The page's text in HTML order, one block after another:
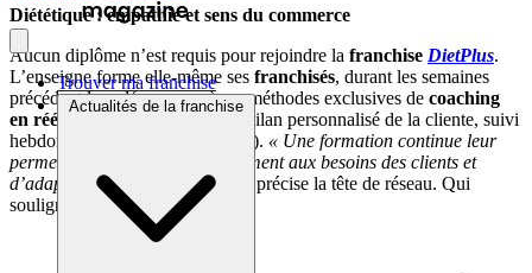
Trouver ma franchise
Actualités de la franchise
Diététique : empathie et sens du commerce
Aucun diplôme n’est requis pour rejoindre la franchise DietPlus.
L’enseigne forme elle-même ses franchisés, durant les semaines
précédant leur démarrage, à ses méthodes exclusives de coaching
en rééquilibrage alimentaire
(bilan personnalisé de la cliente, suivi
hebdomadaire, vente de produits). « Une formation continue leur
permet de s’adapter continuellement aux besoins des clients et
d’adapter leurs performances »
, précise la tête de réseau. Qui
souligne qu’êtrecoach DietPlus